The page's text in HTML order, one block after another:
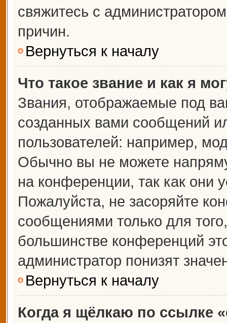
свяжитесь с
причин.
Вернуться к началу
Что такое звание и как я
Звания, отображаемые под
созданных вами сообщений
пользователей: например,
Обычно вы не можете
на конференции, так как они
Пожалуйста, не засоряйте
сообщениями только для
большинстве конференций
администратор понизят
Вернуться к началу
Когда я щёлкаю по ссылке